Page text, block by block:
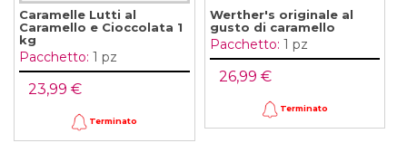
Caramelle Lutti al
Caramello e Cioccolata 1
kg
Pacchetto: 1 pz
23,99 €
Terminato
Werther's originale al
gusto di caramello
Pacchetto: 1 pz
26,99 €
Terminato